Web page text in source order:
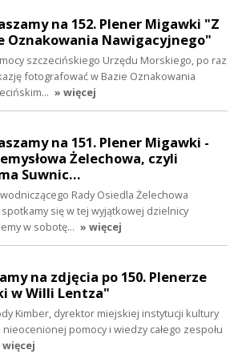
na 152. Plener Migawki "Z
Oznakowania Nawigacyjnego"
szczecińskiego Urzędu Morskiego, po raz
fotografować w Bazie Oznakowania
» więcej
na 151. Plener Migawki -
Żelechowa, czyli
Suwnic…
Rady Osiedla Żelechowa
się w tej wyjątkowej dzielnicy
w sobotę… » więcej
na zdjęcia po 150. Plenerze
w Willi Lentza"
Kimber, dyrektor miejskiej instytucji kultury
pomocy i wiedzy całego zespołu
więcej